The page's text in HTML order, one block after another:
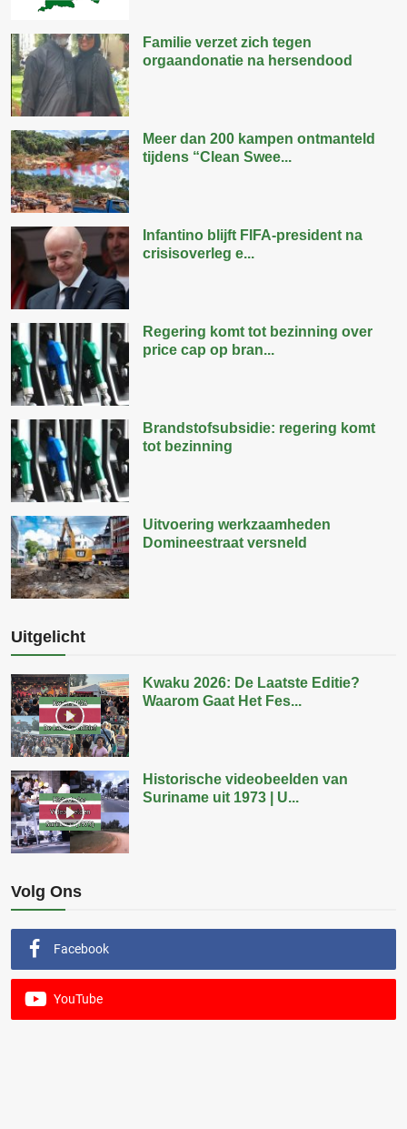
Familie verzet zich tegen
orgaandonatie na hersendood
Meer dan 200 kampen ontmanteld
tijdens “Clean Swee...
Infantino blijft FIFA-president na
crisisoverleg e...
Regering komt tot bezinning over
price cap op bran...
Brandstofsubsidie: regering komt
tot bezinning
Uitvoering werkzaamheden
Domineestraat versneld
Uitgelicht
Kwaku 2026: De Laatste Editie?
Waarom Gaat Het Fes...
Historische videobeelden van
Suriname uit 1973 | U...
Volg Ons
Facebook
YouTube